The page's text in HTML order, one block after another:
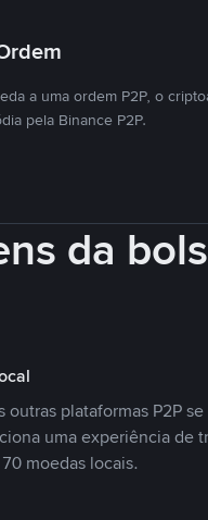
a uma ordem P2P, o
pela Binance P2P.
da
outras plataformas P2P
uma experiência de
moedas locais.